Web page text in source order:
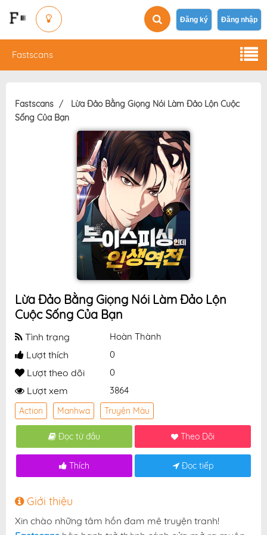
Đăng ký Đăng nhập
Fastscans
Fastscans
Lừa Đảo Bằng Giọng Nói Làm Đảo Lộn Cuộc
Sống Của Bạn
Lừa Đảo Bằng Giọng Nói Làm Đảo Lộn
Cuộc Sống Của Bạn
Tình trạng Hoàn Thành
Lượt thích 0
Lượt theo dõi 0
Lượt xem 3864
Action Manhwa Truyện Màu
Đọc từ đầu Theo Dõi
Thích Đọc tiếp
Giới thiệu
Xin chào những tâm hồn đam mê truyện tranh!